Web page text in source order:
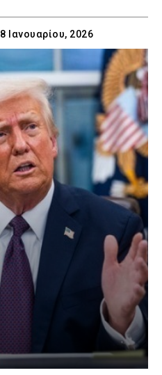
8 Ιανουαρίου, 2026